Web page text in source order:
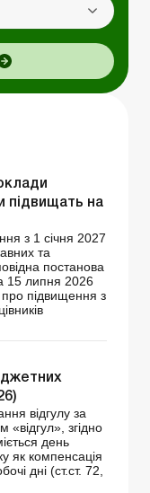
підвищать на
з 1 січня 2027
та
постанова
15 липня 2026
підвищення з
відгулу за
«відгул», згідно
день
як компенсація
дні (ст.ст. 72,